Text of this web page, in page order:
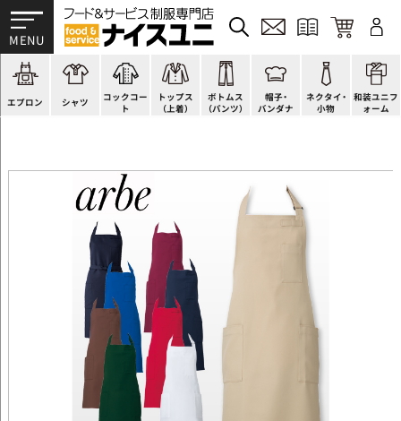
エプロン
かぶり型
スモック風
厨房用
ラップエプロン
シャツ
ピンタック
Tシャツ
ポロシャツ
和風シャツ(Asian)コックコー
ト
ショップコート
スタンダード
ファッション
キッズ
トップス
（上着）
法被(はっぴ)
調理白衣
カットソー
ジャンバー
ボトムス
（パンツ）
イージーパンツ
ワンピース
厨房シューズ
フロアシューズ
帽子・
バンダナ
洋帽子
コック帽
衛生帽子
ヘアネット
ネクタイ・
小物
ネクタイ
蝶ネクタイ
リボン・スカーフ
クロスタイ
和装ユニフ
ォーム
帯
草履、足袋など
着付小物
きもの